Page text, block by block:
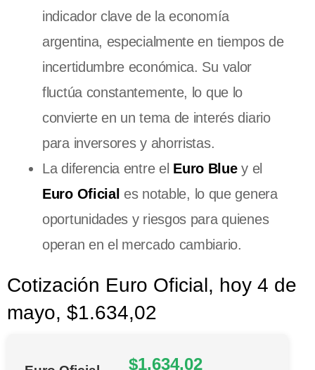
indicador clave de la economía
argentina, especialmente en tiempos de
incertidumbre económica. Su valor
fluctúa constantemente, lo que lo
convierte en un tema de interés diario
para inversores y ahorristas.
La diferencia entre el Euro Bluey el
Euro Oficial es notable, lo que genera
oportunidades y riesgos para quienes
operan en el mercado cambiario.
Cotización Euro Oficial, hoy 4 de
mayo, $1.634,02
$1.634,02